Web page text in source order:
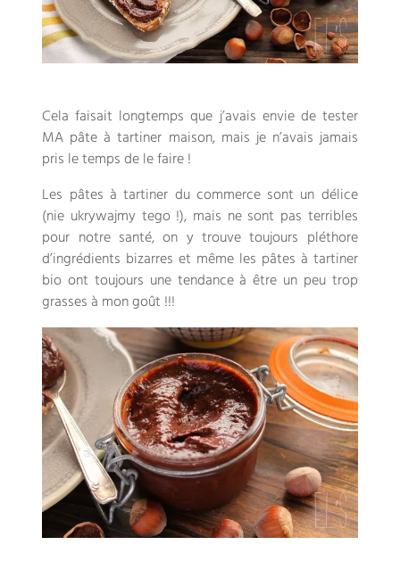
Cela faisait longtemps que j’avais envie de tester
MA pâte à tartiner maison, mais je n’avais jamais
pris le temps de le faire!
Les pâtes à tartiner du commerce sont un délice
(nie ukrywajmy tego !), mais ne sont pas terribles
pour notre santé,on y trouve toujours pléthore
d’ingrédients bizarres et même les pâtes à tartiner
bio ont toujours une tendance à être un peu trop
grasses à mon goût !!!